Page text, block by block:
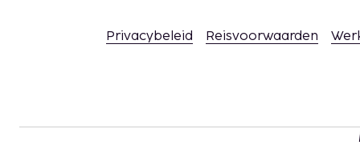
Privacybeleid Reisvoorwaarden